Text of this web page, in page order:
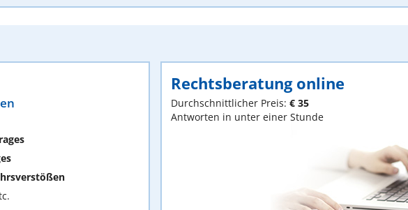
Rechtsberatung online
Durchschnittlicher Preis: € 35
Antworten in unter einer Stunde